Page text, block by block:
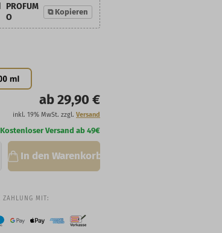
PROFUM
O
⧉ Kopieren
ab 29,90 €
inkl. 19% MwSt. zzgl. Versand
In den Warenkorb